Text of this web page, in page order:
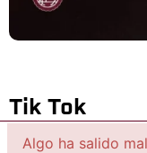
Tik Tok
Algo ha salido